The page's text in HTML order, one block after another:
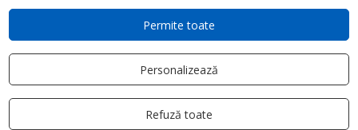
Permite toate
Personalizează
Refuză toate